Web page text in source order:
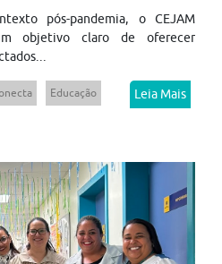
pós-pandemia, o CEJAM
objetivo claro de oferecer
Educação Leia Mais